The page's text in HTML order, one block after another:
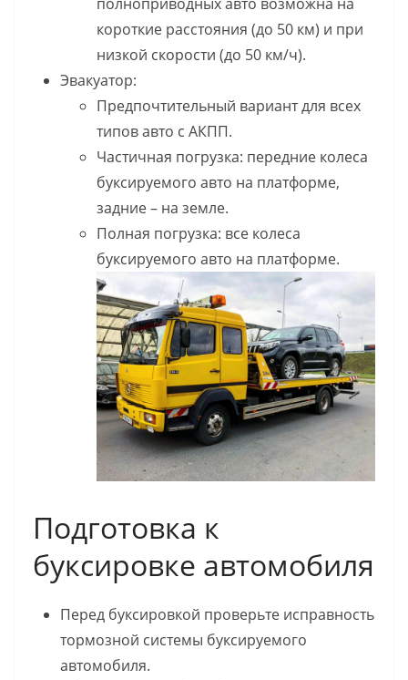
полноприводных авто возможна на
короткие расстояния (до 50 км) и при
низкой скорости (до 50 км/ч).
Эвакуатор:
Предпочтительный вариант для всех
типов авто с АКПП.
Частичная погрузка: передние колеса
буксируемого авто на платформе,
задние – на земле.
Полная погрузка: все колеса
буксируемого авто на платформе.
Подготовка к
буксировке автомобиля
Перед буксировкой проверьте исправность
тормозной системы буксируемого
автомобиля.